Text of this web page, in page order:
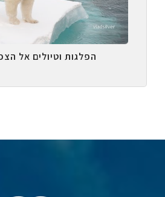
הפלגות וטיולים אל